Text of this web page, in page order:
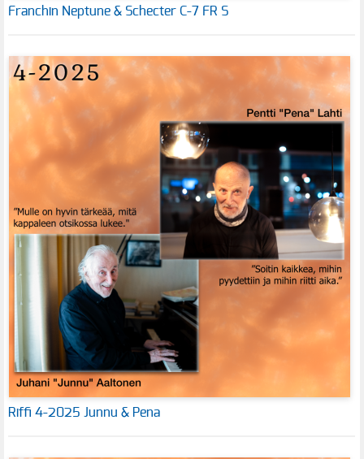
Franchin Neptune & Schecter C-7 FR S
Riffi 4-2025 Junnu & Pena